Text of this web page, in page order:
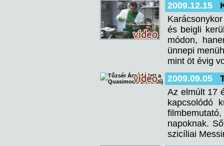
2009.12.15
és beigli
módon,
ünnepi
mint öt évig
2009.09.05
Az elmúlt 17
kapcsolódó
napoknak.
szicíliai